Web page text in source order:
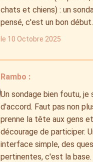
chats et chiens) : un
pensé, c'est un bon
le 10 Octobre 2025
Rambo :
Un sondage bien foutu, je
d'accord. Faut pas non
prenne la tête aux gens
décourage de participer.
interface simple, des
pertinentes, c'est la base.